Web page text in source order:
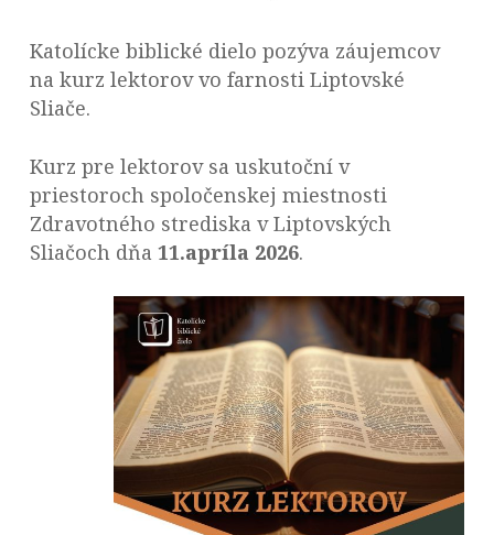
Katolícke biblické dielo pozýva záujemcov
na kurz lektorov vo farnosti Liptovské
Sliače.
Kurz pre lektorov sa uskutoční v
priestoroch spoločenskej miestnosti
Zdravotného strediska v Liptovských
Sliačoch dňa 11.apríla 2026.